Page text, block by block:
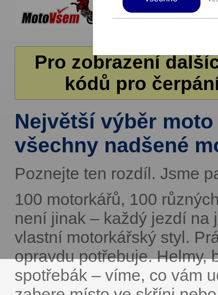
Pro zobrazení
kódů pro
Největší výběr
všechny nadšené
Poznejte ten rozdíl. Jsme
100 motorkářů, 100
není jinak – každý jezdí na
vlastní motorkářský styl.
opravdu potřebuje. Helmy,
spotřebák – víme, co vám